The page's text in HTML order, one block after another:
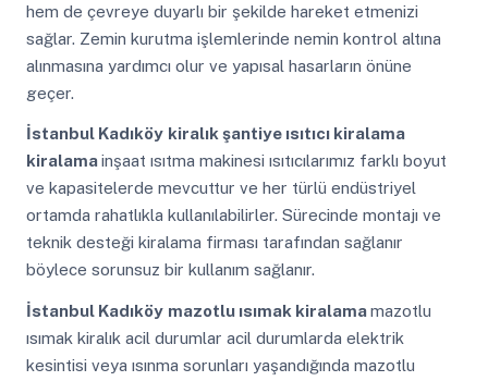
hem de çevreye duyarlı bir şekilde hareket etmenizi
sağlar. Zemin kurutma işlemlerinde nemin kontrol altına
alınmasına yardımcı olur ve yapısal hasarların önüne
geçer.
İstanbul Kadıköy kiralık şantiye ısıtıcı kiralama
kiralamainşaat ısıtma makinesi ısıtıcılarımız farklı boyut
ve kapasitelerde mevcuttur ve her türlü endüstriyel
ortamda rahatlıkla kullanılabilirler. Sürecinde montajı ve
teknik desteği kiralama firması tarafından sağlanır
böylece sorunsuz bir kullanım sağlanır.
İstanbul Kadıköy mazotlu ısımak kiralamamazotlu
ısımak kiralık acil durumlar acil durumlarda elektrik
kesintisi veya ısınma sorunları yaşandığında mazotlu